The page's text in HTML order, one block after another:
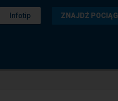
Infotip ZNAJDŹ POCIĄG